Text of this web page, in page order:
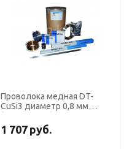
Проволока медная DT-
CuSi3 диаметр 0,8 мм
1 707 руб.